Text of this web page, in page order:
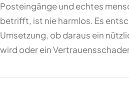
Posteingänge und echtes
betrifft, ist nie harmlos. Es
Umsetzung, ob daraus ein
wird oder ein